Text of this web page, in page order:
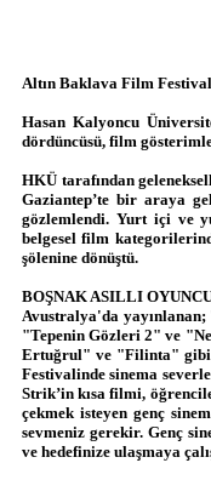
Altın Baklava Film
Hasan Kalyoncu
dördüncüsü, film
HKÜ tarafından
Gaziantep’te bir araya
gözlemlendi. Yurt içi ve
belgesel film
şölenine dönüştü.
BOŞNAK ASILLI
Avustralya'da
"Tepenin Gözleri 2" ve
Ertuğrul" ve "Filinta" gibi
Festivalinde sinema
Strik’in kısa filmi,
çekmek isteyen genç
sevmeniz gerekir. Genç
ve hedefinize ulaşmaya